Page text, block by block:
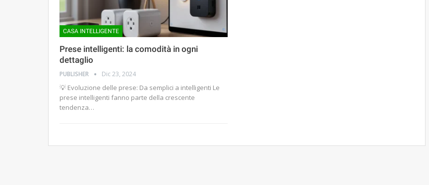
CASA INTELLIGENTE
Prese intelligenti: la comodità in ogni
dettaglio
PUBLISHER Dic 23, 2024
💡 Evoluzione delle prese: Da semplici a intelligenti Le
prese intelligenti fanno parte della crescente
tendenza…